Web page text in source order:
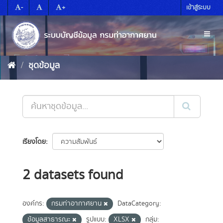
to
content
- + เข้าสู่ระบบ
ชุดข้อมูล
เรียงโดย
2 datasets found
องค์กร: กรมท่าอากาศยาน
DataCategory:
ข้อมูลสาธารณะ
รูปแบบ: XLSX
กลุ่ม: